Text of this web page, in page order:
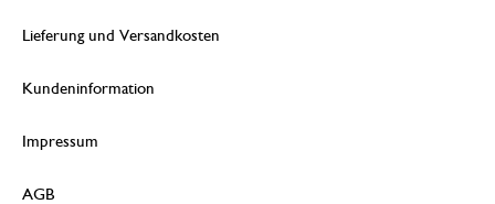
Lieferung und Versandkosten
Kundeninformation
Impressum
AGB